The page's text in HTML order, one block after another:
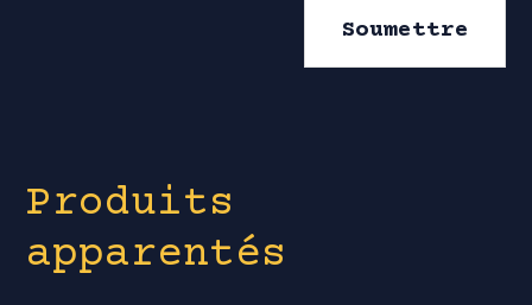
Produits
apparentés